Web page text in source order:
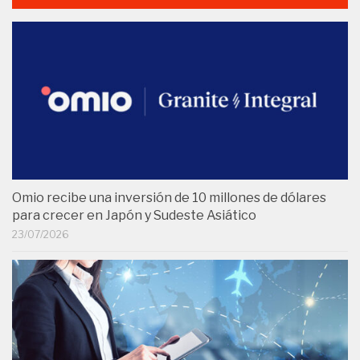
Omio recibe una inversión de 10 millones de dólares
para crecer en Japón y Sudeste Asiático
23/07/2026